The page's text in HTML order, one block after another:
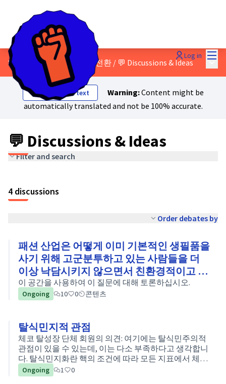
Log in
8 - 모두를 위한 정의로운 전환 / 💬 Discussions & Ideas Main
Show original text Warning:Content might be
automatically translated and not be 100% accurate.
💬 Discussions & Ideas
Filter and search
4 discussions
Order debates by
패션 산업은 어떻게 이미 기본적인 생필품을
사기 위해 고군분투하고 있는 사람들을 더
이상 낙담시키지 않으면서 친환경적이고 정
의로운 미래로 전환할 수 있을까요?
이 공간을 사용하여 이 질문에 대해 토론하십시오.
Ongoing 10 0 콘텐츠
탈식민지적 관점
체코 탈성장 단체 회원의 의견: 여기에는 탈식민주의적
관점이 있을 수 있는데, 이는 다소 부족하다고 생각합니
다. 탈식민지화란 핵의 조건에 따라 모든 지표에서 체계
적으로 저평가되는 남반구의 일반적으로 종속적/주변
적인 위치를 무너뜨리는 것을 의미합니다. 이것이 없다
Ongoing 1 0